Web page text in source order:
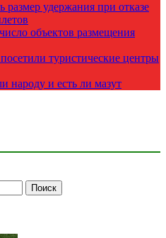
размер удержания при отказе
объектов размещения
туристические центры
народу и есть ли мазут